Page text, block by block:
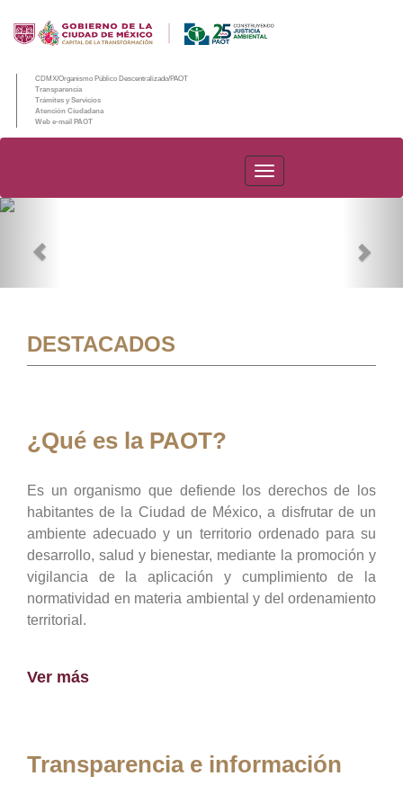
CDMX/Organismo Público Descentralizado/PAOT
Transparencia
Trámites y Servicios
Atención Ciudadana
Web e-mail PAOT
PAOT
DESTACADOS
¿Qué es la PAOT?
Es un organismo que defiende los derechos de los
habitantes de la Ciudad de México, a disfrutar de un
ambiente adecuado y un territorio ordenado para su
desarrollo, salud y bienestar, mediante la promoción y
vigilancia de la aplicación y cumplimiento de la
normatividad en materia ambiental y del ordenamiento
territorial.
Ver más
Transparencia e información